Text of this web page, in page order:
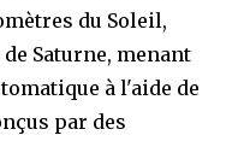
du Soleil,
Saturne, menant
à l'aide de
par des